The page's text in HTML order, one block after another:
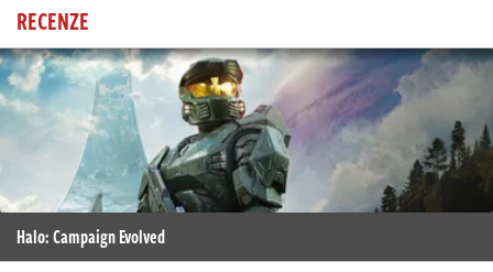
RECENZE
Halo: Campaign Evolved